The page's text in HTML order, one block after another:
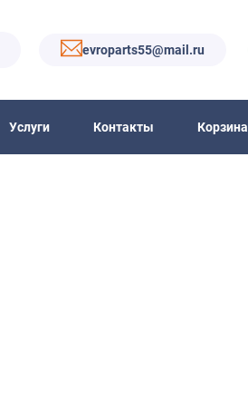
evroparts55@mail.ru
Услуги Контакты Корзина